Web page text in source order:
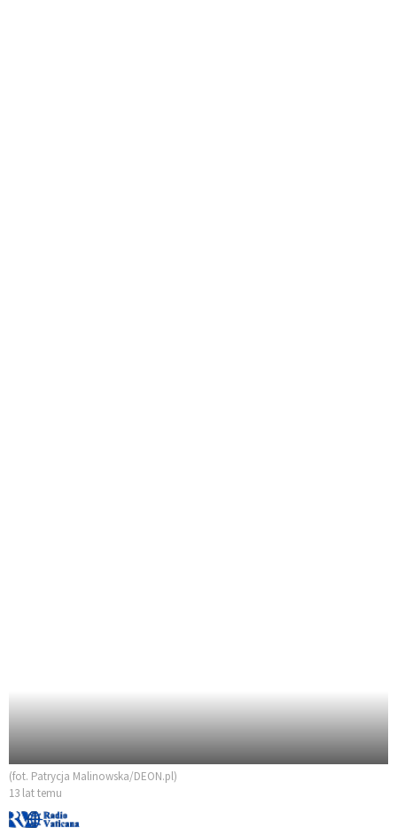
(fot. Patrycja Malinowska/DEON.pl)
13 lat temu